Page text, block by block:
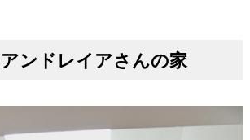
ンドレイアさんの家